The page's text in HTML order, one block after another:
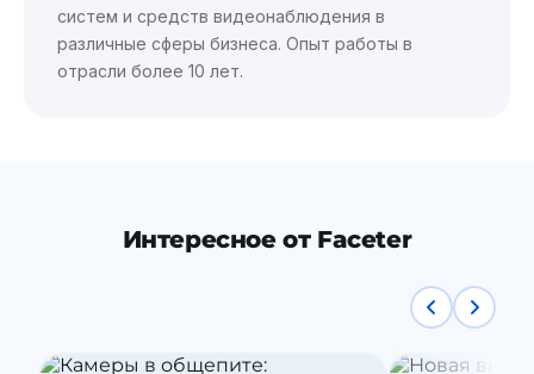
систем и средств видеонаблюдения в
различные сферы бизнеса. Опыт работы в
отрасли более 10 лет.
Интересное от Faceter